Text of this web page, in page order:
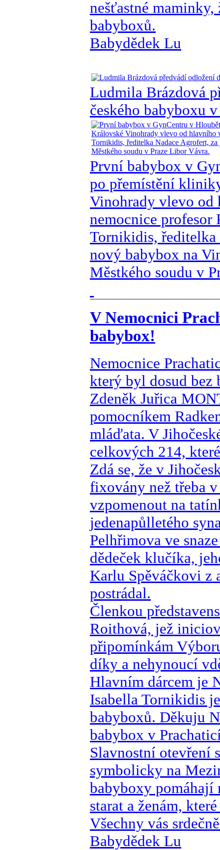
nešťastné
babyboxů.
Babydědek Lu
Ludmila Brázdová
českého babyboxu
První babybox v
po přemístění
Vinohrady vlevo od
nemocnice profesor
Tornikidis, ředitelka
nový babybox na
Městkého soudu v
V Nemocnici
babybox!
Nemocnice
který byl dosud bez
Zdeněk Juřica
pomocníkem
mláďata. V
celkových 214,
Zdá se, že v
fixovány než třeba
vzpomenout na
jedenapůlletého
Pelhřimova ve
dědeček klučíka,
Karlu Spěváčkovi z
postrádal.
Členkou
Roithová, jež
připomínkám
díky a nehynoucí
Hlavním dárcem je
Isabella Tornikidis
babyboxů. Děkuju
babybox v
Slavnostní otevření
symbolicky na
babyboxy pomáhají
starat a ženám,
Všechny vás
Babydědek Lu